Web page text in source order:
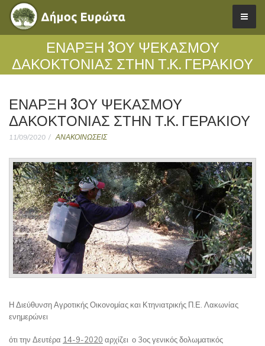
ΈΝΑΡΞΗ 3ΟΥ ΨΕΚΑΣΜΟΎ
ΔΑΚΟΚΤΟΝΊΑΣ ΣΤΗΝ Τ.Κ. ΓΕΡΑΚΊΟΥ
ΈΝΑΡΞΗ 3ΟΥ ΨΕΚΑΣΜΟΎ
ΔΑΚΟΚΤΟΝΊΑΣ ΣΤΗΝ Τ.Κ. ΓΕΡΑΚΊΟΥ
11/09/2020 ΑΝΑΚΟΙΝΩΣΕΙΣ
Η Διεύθυνση Αγροτικής Οικονομίας και Κτηνιατρικής Π.Ε. Λακωνίας
ενημερώνει
ότι την Δευτέρα 14-9-2020 αρχίζει ο 3ος γενικός δολωματικός